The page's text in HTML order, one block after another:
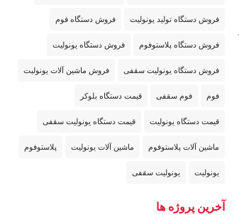
فروش دستگاه تولید یونولیت فروش دستگاه فوم
فروش دستگاه پلاستوفوم فروش دستگاه یونولیت
فروش دستگاه یونولیت سقفی فروش ماشین آلات یونولیت
فوم فوم سقفی قیمت دستگاه بلوکر
قیمت دستگاه یونولیت قیمت دستگاه یونولیت سقفی
ماشین آلات پلاستوفوم ماشین آلات یونولیت پلاستوفوم
یونولیت یونولیت سقفی
آخرین پروژه ها